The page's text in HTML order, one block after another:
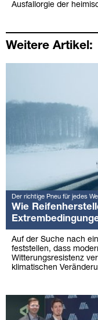
Ausfallorgie der
Weitere Artikel:
Der richtige Pneu für jedes
Wie
Auf der Suche nach
feststellen, dass
Witterungsresistenz
klimatischen